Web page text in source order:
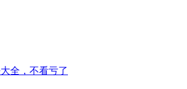
全，不看亏了